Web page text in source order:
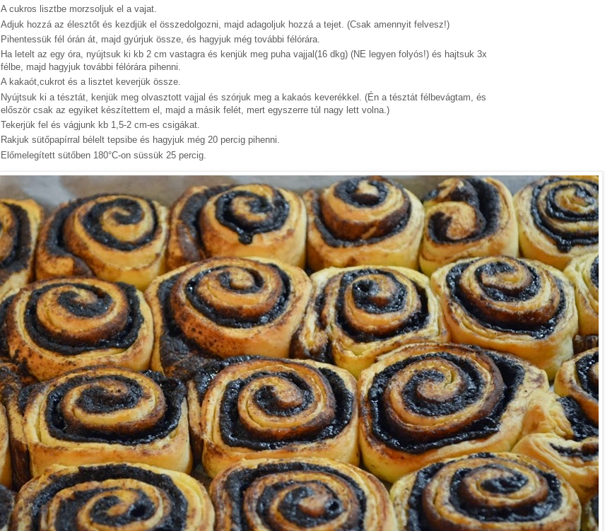
A cukros lisztbe morzsoljuk el a vajat.
Adjuk hozzá az élesztőt és kezdjük el összedolgozni, majd adagoljuk hozzá a tejet. (Csak amennyit felvesz!)
Pihentessük fél órán át, majd gyúrjuk össze, és hagyjuk még további félórára.
Ha letelt az egy óra, nyújtsuk ki kb 2 cm vastagra és kenjük meg puha vajjal(16 dkg) (NE legyen folyós!) és hajtsuk 3x
félbe, majd hagyjuk további félórára pihenni.
A kakaót,cukrot és a lisztet keverjük össze.
Nyújtsuk ki a tésztát, kenjük meg olvasztott vajjal és szórjuk meg a kakaós keverékkel. (Én a tésztát félbevágtam, és
először csak az egyiket készítettem el, majd a másik felét, mert egyszerre túl nagy lett volna.)
Tekerjük fel és vágjunk kb 1,5-2 cm-es csigákat.
Rakjuk sütőpapírral bélelt tepsibe és hagyjuk még 20 percig pihenni.
Előmelegített sütőben 180°C-on süssük 25 percig.